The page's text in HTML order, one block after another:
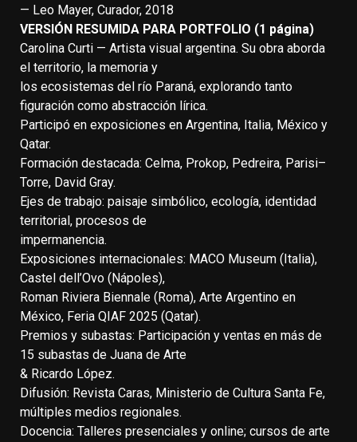
— Leo Mayer, Curador, 2018
VERSIÓN RESUMIDA PARA PORTFOLIO (1 página)
Carolina Curti — Artista visual argentina. Su obra aborda
el territorio, la memoria y
los ecosistemas del río Paraná, explorando tanto
figuración como abstracción lírica.
Participó en exposiciones en Argentina, Italia, México y
Qatar.
Formación destacada: Celma, Prokop, Pedreira, Parisi–
Torre, David Gray.
Ejes de trabajo: paisaje simbólico, ecología, identidad
territorial, procesos de
impermanencia.
Exposiciones internacionales: MACO Museum (Italia),
Castel dell’Ovo (Nápoles),
Roman Riviera Biennale (Roma), Arte Argentino en
México, Feria QIAF 2025 (Qatar).
Premios y subastas: Participación y ventas en más de
15 subastas de Juana de Arte
& Ricardo López.
Difusión: Revista Caras, Ministerio de Cultura Santa Fe,
múltiples medios regionales.
Docencia: Talleres presenciales y online; cursos de arte